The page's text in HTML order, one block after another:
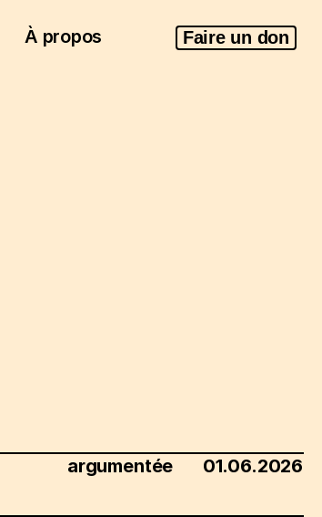
À propos Faire un don
argumentée 01.06.2026